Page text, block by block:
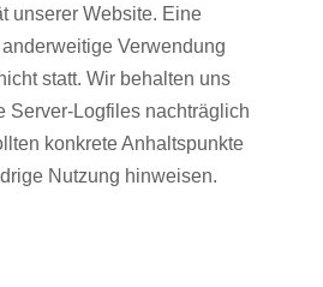
unserer Website. Eine
Verwendung
statt. Wir behalten uns
Server-Logfiles nachträglich
konkrete Anhaltspunkte
Nutzung hinweisen.